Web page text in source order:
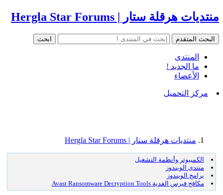
منتديات هرقلة ستار | Hergla Star Forums
المنتدى
ما الجديد !
الأعضاء
مركز التحميل
منتديات هرقلة ستار | Hergla Star Forums
الكمبيوتر وأنظمة التشغيل
منتدى الويندوز
برامج الويندوز
مكافح فيرس الفدية Avast Ransomware Decryption Tools